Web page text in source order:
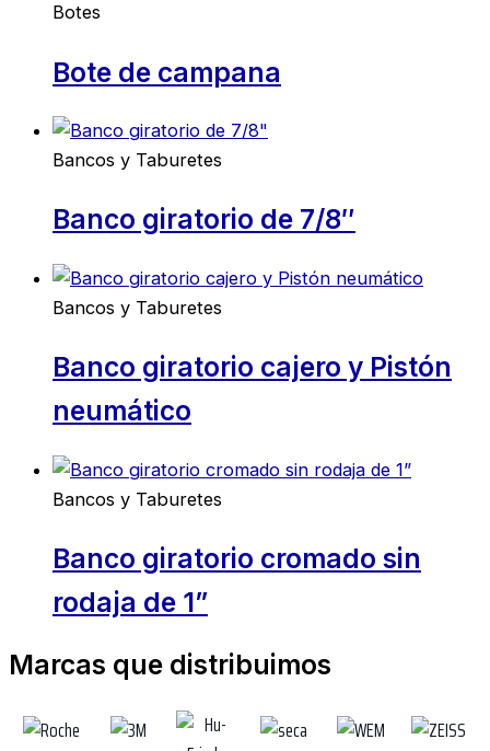
Botes
Bote de campana
Bancos y Taburetes
Banco giratorio de 7/8″
Bancos y Taburetes
Banco giratorio cajero y Pistón
neumático
Bancos y Taburetes
Banco giratorio cromado sin
rodaja de 1”
Marcas que distribuimos